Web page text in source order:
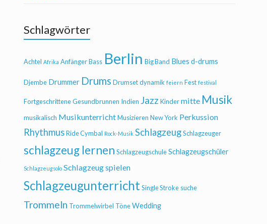
Schlagwörter
Achtel Afrika AnfängerBass Berlin Big Band Blues d-drums
Djembe Drummer Drums Drumsetdynamik feiern Fest festival
FortgeschritteneGesundbrunnen Indien Jazz Kindermitte Musik
musikalisch MusikunterrichtMusizieren New York Perkussion
RhythmusRide Cymbal Rock-Musik SchlagzeugSchlagzeuger
schlagzeug lernen SchlagzeugschuleSchlagzeugschüler
Schlagzeugsolo Schlagzeug spielen
SchlagzeugunterrichtSingle Stroke suche
Trommeln Trommelwirbel TöneWedding